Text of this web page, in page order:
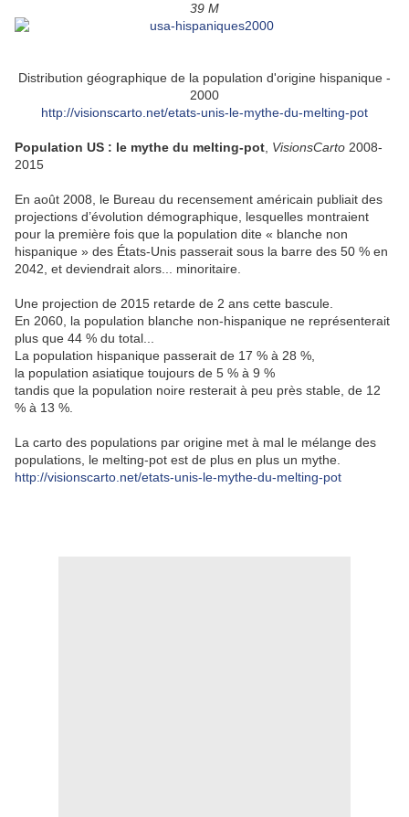
39 M
Distribution géographique de la population d'origine hispanique -
2000
http://visionscarto.net/etats-unis-le-mythe-du-melting-pot
Population US : le mythe du melting-pot VisionsCarto 2008-
2015
En août 2008, le Bureau du recensement américain publiait des
projections d’évolution démographique, lesquelles montraient
pour la première fois que la population dite « blanche non
hispanique » des États-Unis passerait sous la barre des 50 % en
2042, et deviendrait alors... minoritaire.
Une projection de 2015 retarde de 2 ans cette bascule.
En 2060, la population blanche non-hispanique ne représenterait
plus que 44 % du total...
La population hispanique passerait de 17 % à 28 %,
la population asiatique toujours de 5 % à 9 %
tandis que la population noire resterait à peu près stable, de 12
% à 13 %.
La carto des populations par origine met à mal le mélange des
populations, le melting-pot est de plus en plus un mythe.
http://visionscarto.net/etats-unis-le-mythe-du-melting-pot